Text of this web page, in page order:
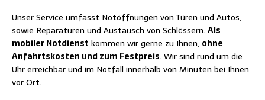
Unser Service umfasst Notöffnungen von Türen und Autos,
sowie Reparaturen und Austausch von Schlössern. Als
mobiler Notdienst kommen wir gerne zu Ihnen, ohne
Anfahrtskosten und zum Festpreis. Wir sind rund um die
Uhr erreichbar und im Notfall innerhalb von Minuten bei Ihnen
vor Ort.